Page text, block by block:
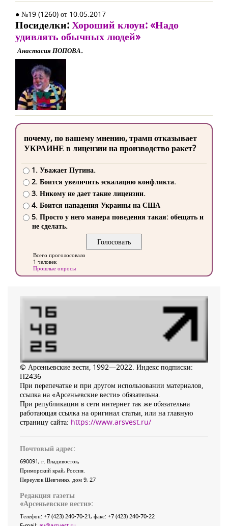
● №19 (1260) от 10.05.2017
Посиделки:Хороший клоун: «Надо
удивлять обычных людей»
Анастасия ПОПОВА.
почему, по вашему мнению, трамп отказывает
УКРАИНЕ в лицензии на производство ракет?
1. Уважает Путина.
2. Боится увеличить эскалацию конфликта.
3. Никому не дает такие лицензии.
4. Боится нападения Украины на США
5. Просто у него манера поведения такая: обещать и
не сделать.
Всего проголосовало
1 человек
Прошлые опросы
© Арсеньевские вести, 1992—2022. Индекс подписки:
П2436
При перепечатке и при другом использовании материалов,
ссылка на «Арсеньевские вести» обязательна.
При републикации в сети интернет так же обязательна
работающая ссылка на оригинал статьи, или на главную
страницу сайта: https://www.arsvest.ru/
Почтовый адрес:
690091, г. Владивосток,
Приморский край, Россия
Переулок Шевченко, дом 9, 27
Редакция газеты
«Арсеньевские вести»:
Телефон: +7 (423) 240-70-21, факс: +7 (423) 240-70-22